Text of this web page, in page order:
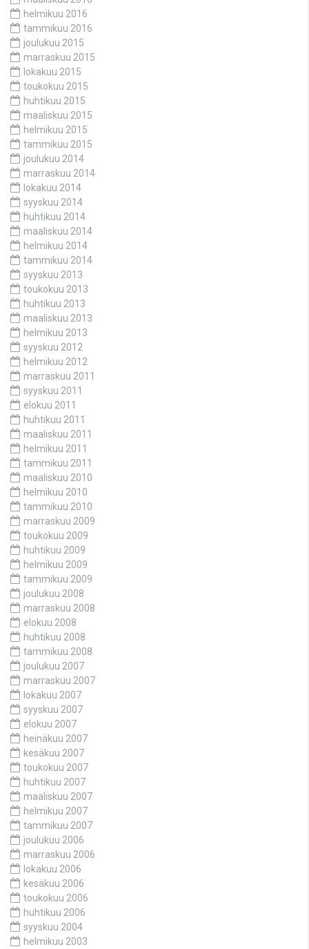
helmikuu 2016
tammikuu 2016
joulukuu 2015
marraskuu 2015
lokakuu 2015
toukokuu 2015
huhtikuu 2015
maaliskuu 2015
helmikuu 2015
tammikuu 2015
joulukuu 2014
marraskuu 2014
lokakuu 2014
syyskuu 2014
huhtikuu 2014
maaliskuu 2014
helmikuu 2014
tammikuu 2014
syyskuu 2013
toukokuu 2013
huhtikuu 2013
maaliskuu 2013
helmikuu 2013
syyskuu 2012
helmikuu 2012
marraskuu 2011
syyskuu 2011
elokuu 2011
huhtikuu 2011
maaliskuu 2011
helmikuu 2011
tammikuu 2011
maaliskuu 2010
helmikuu 2010
tammikuu 2010
marraskuu 2009
toukokuu 2009
huhtikuu 2009
helmikuu 2009
tammikuu 2009
joulukuu 2008
marraskuu 2008
elokuu 2008
huhtikuu 2008
tammikuu 2008
joulukuu 2007
marraskuu 2007
lokakuu 2007
syyskuu 2007
elokuu 2007
heinäkuu 2007
kesäkuu 2007
toukokuu 2007
huhtikuu 2007
maaliskuu 2007
helmikuu 2007
tammikuu 2007
joulukuu 2006
marraskuu 2006
lokakuu 2006
kesäkuu 2006
toukokuu 2006
huhtikuu 2006
syyskuu 2004
helmikuu 2003